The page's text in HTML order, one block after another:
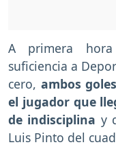
A primera
suficiencia a
cero, ambos
el jugador que
de indisciplina y
Luis Pinto del